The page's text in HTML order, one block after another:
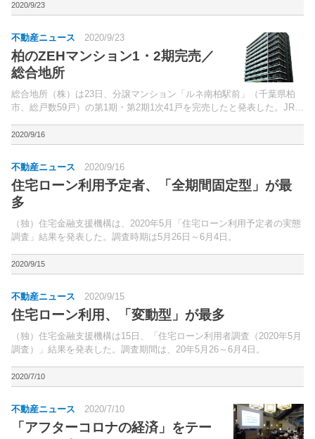
2020/9/23
不動産ニュース 2020/9/23
柏のZEHマンション1・2期完売／
総合地所
総合地所（株）は23日、分譲マンション「ルネ南柏駅前」（千葉県柏
市、総戸数59戸）の第1期・第2期1次41戸を完売したと発表した。JR常
2020/9/16
不動産ニュース 2020/9/16
住宅ローン利用予定者、「全期間固定型」が最
多
（独）住宅金融支援機構は、2020年5月「住宅ローン利用予定者の実態
調査」結果を発表した。調査時期は5月26日～6月4日。
2020/9/15
不動産ニュース 2020/9/15
住宅ローン利用、「変動型」が最多
（独）住宅金融支援機構は15日、「住宅ローン利用者調査（2020年5月
調査）」結果を発表した。調査期間は、20年5月26～6月4日。
2020/7/10
不動産ニュース 2020/7/10
「アフターコロナの経済」をテー